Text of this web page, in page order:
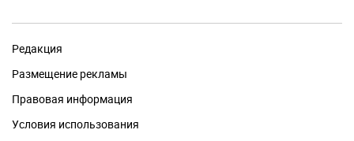
Редакция
Размещение рекламы
Правовая информация
Условия использования